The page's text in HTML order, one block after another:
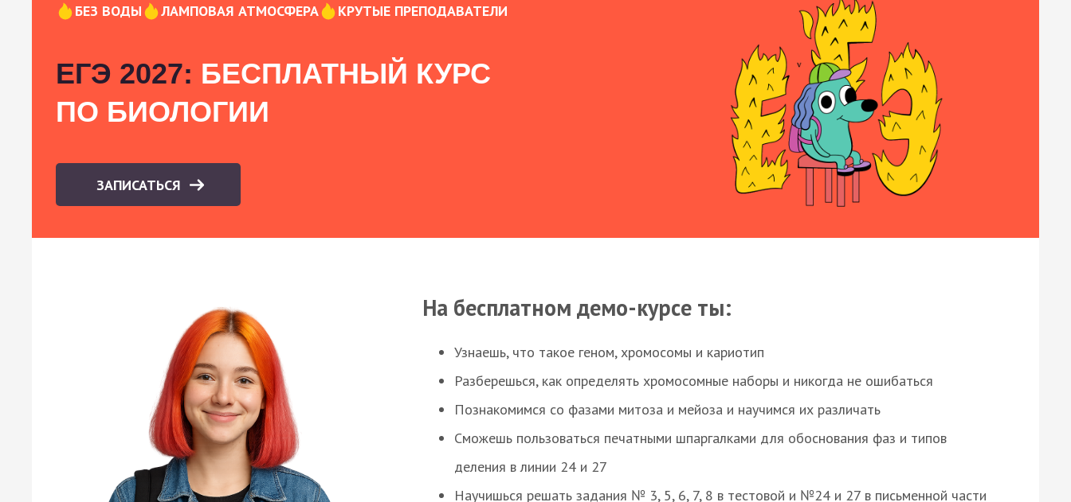
БЕЗ ВОДЫ ЛАМПОВАЯ АТМОСФЕРА КРУТЫЕ ПРЕПОДАВАТЕЛИ
ЕГЭ 2027: БЕСПЛАТНЫЙ КУРС
ПО БИОЛОГИИ
ЗАПИСАТЬСЯ
На бесплатном демо-курсе ты:
Узнаешь, что такое геном, хромосомы и кариотип
Разберешься, как определять хромосомные наборы и никогда не ошибаться
Познакомимся со фазами митоза и мейоза и научимся их различать
Сможешь пользоваться печатными шпаргалками для обоснования фаз и типов
деления в линии 24 и 27
Научишься решать задания № 3, 5, 6, 7, 8 в тестовой и №24 и 27 в письменной части